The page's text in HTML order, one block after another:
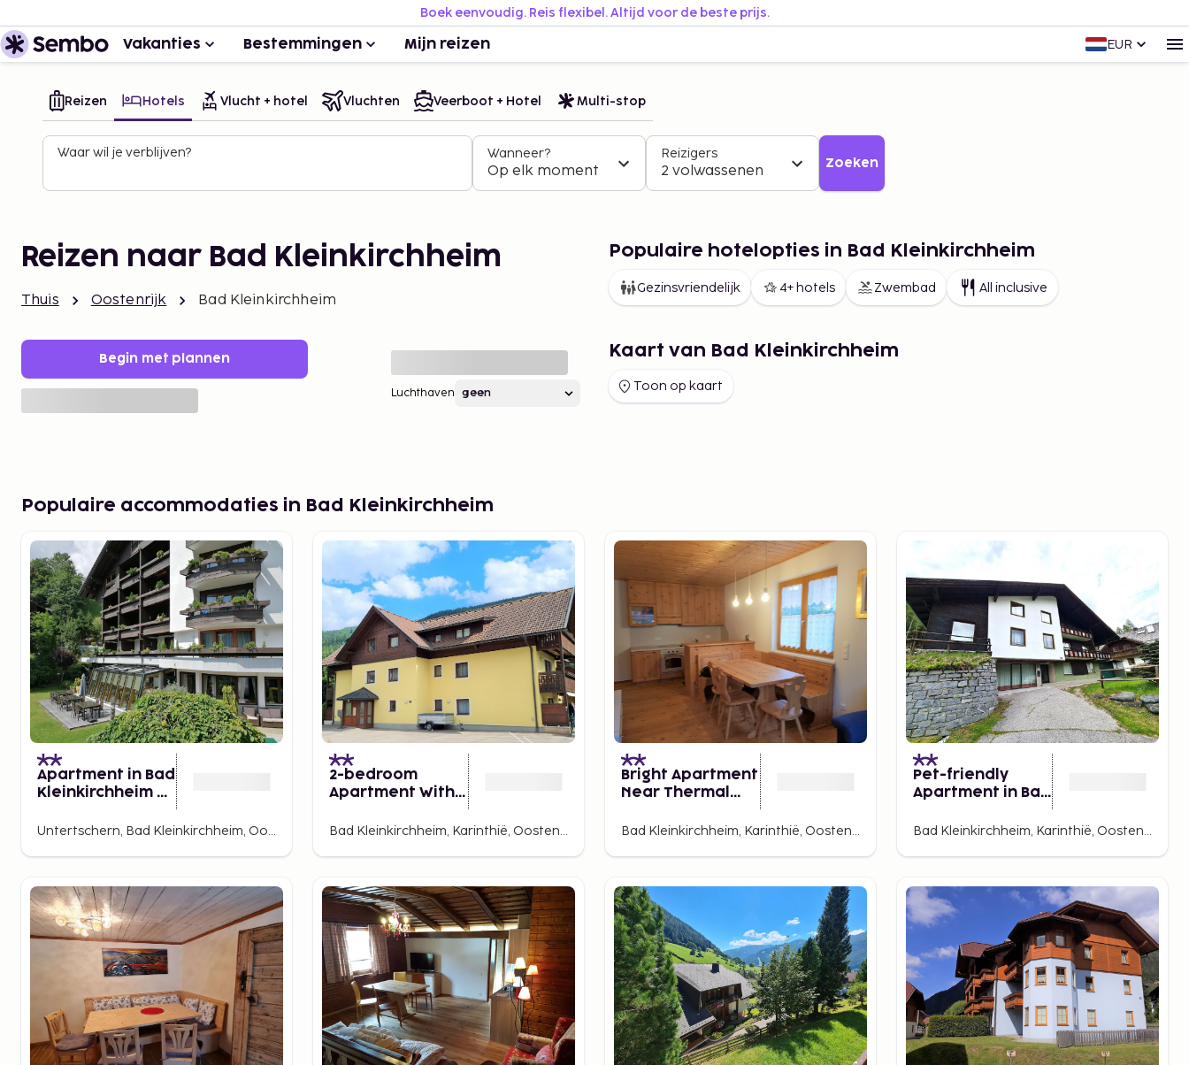
Boek eenvoudig. Reis flexibel. Altijd voor de beste prijs.
Vakanties Bestemmingen Mijn reizen EUR
Reizen Hotels Vlucht + hotel Vluchten Veerboot + Hotel Multi-stop
Waar wil je verblijven? Wanneer?
Op elk moment
Reizigers
2 volwassenen Zoeken
Reizen naar Bad Kleinkirchheim
Thuis Oostenrijk Bad Kleinkirchheim
Begin met plannen
Luchthaven
Populaire hotelopties in Bad Kleinkirchheim
Gezinsvriendelijk 4+ hotels Zwembad All inclusive
Kaart van Bad Kleinkirchheim
Toon op kaart
Populaire accommodaties in Bad Kleinkirchheim
Apartment in Bad
Kleinkirchheim by
Untertschern, Bad Kleinkirchheim, Oostenrijk
2-bedroom
Apartment With
Bad Kleinkirchheim, Karinthië, Oostenrijk
Bright Apartment
Near Thermal
Bad Kleinkirchheim, Karinthië, Oostenrijk
Pet-friendly
Apartment in Bad
Bad Kleinkirchheim, Karinthië, Oostenrijk